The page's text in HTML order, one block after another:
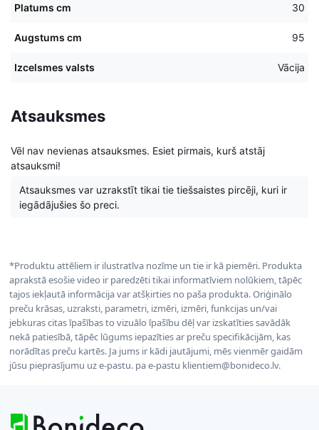
Platums cm 30
Augstums cm 95
Izcelsmes valsts Vācija
Atsauksmes
Vēl nav nevienas atsauksmes. Esiet pirmais, kurš atstāj
atsauksmi!
Atsauksmes var uzrakstīt tikai tie tiešsaistes pircēji, kuri ir
iegādājušies šo preci.
*Produktu attēliem ir ilustratīva nozīme un tie ir kā piemēri. Produkta
aprakstā esošie video ir paredzēti tikai informatīviem nolūkiem, tāpēc
tajos iekļautā informācija var atšķirties no paša produkta. Oriģinālo
preču krāsas, uzraksti, parametri, izmēri, izmēri, funkcijas un/vai
jebkuras citas īpašības to vizuālo īpašību dēļ var izskatīties savādāk
nekā patiesībā, tāpēc lūgums iepazīties ar preču specifikācijām, kas
norādītas preču kartēs. Ja jums ir kādi jautājumi, mēs vienmēr gaidām
jūsu pieprasījumu uz e-pastu. pa e-pastu klientiem@bonideco.lv.